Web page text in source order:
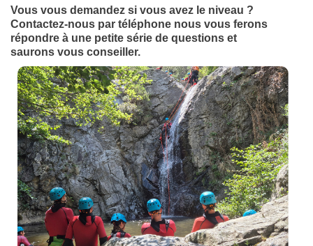
Vous vous demandez si vous avez le niveau ?
Contactez-nous par téléphone nous vous ferons
répondre à une petite série de questions et
saurons vous conseiller.